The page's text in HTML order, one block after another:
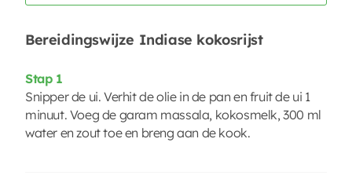
Bereidingswijze Indiase kokosrijst
Stap 1
Snipper de ui. Verhit de olie in de pan en fruit de ui 1
minuut. Voeg de garam massala, kokosmelk, 300 ml
water en zout toe en breng aan de kook.